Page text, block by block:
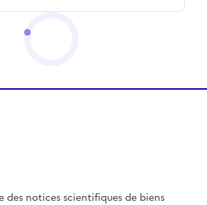
des notices scientifiques de biens